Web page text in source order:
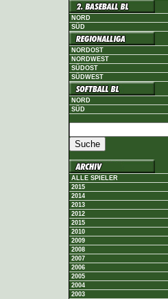
NORD
SÜD
NORDOST
NORDWEST
SÜDOST
SÜDWEST
NORD
SÜD
ALLE SPIELER
2015
2014
2013
2012
2015
2010
2009
2008
2007
2006
2005
2004
2003